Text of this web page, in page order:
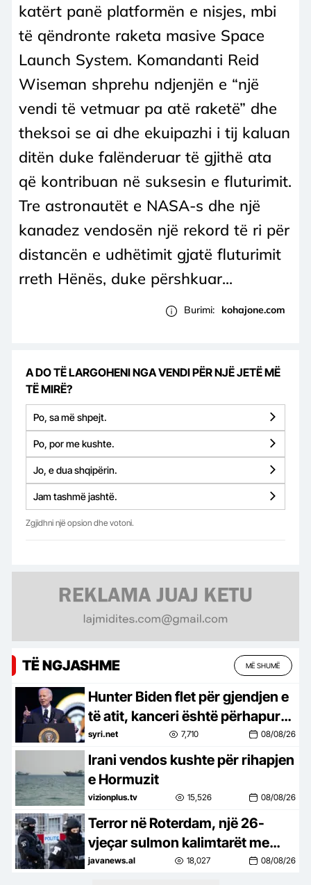
katërt panë platformën e nisjes, mbi
të qëndronte raketa masive Space
Launch System. Komandanti Reid
Wiseman shprehu ndjenjën e “një
vendi të vetmuar pa atë raketë” dhe
theksoi se ai dhe ekuipazhi i tij kaluan
ditën duke falënderuar të gjithë ata
që kontribuan në suksesin e fluturimit.
Tre astronautët e NASA-s dhe një
kanadez vendosën një rekord të ri për
distancën e udhëtimit gjatë fluturimit
rreth Hënës, duke përshkuar...
Burimi: kohajone.com
A DO TË LARGOHENI NGA VENDI PËR NJË JETË MË
TË MIRË?
Po, sa më shpejt.
Po, por me kushte.
Jo, e dua shqipërin.
Jam tashmë jashtë.
Zgjidhni një opsion dhe votoni.
TË NGJASHME MË SHUMË
Hunter Biden flet për gjendjen e
të atit, kanceri është përhapur
në kocka
syri.net 7,710 08/08/26
Irani vendos kushte për rihapjen
e Hormuzit
vizionplus.tv 15,526 08/08/26
Terror në Roterdam, një 26-
vjeçar sulmon kalimtarët me
thikë dhe tenton një të dytë,
javanews.al 18,027 08/08/26